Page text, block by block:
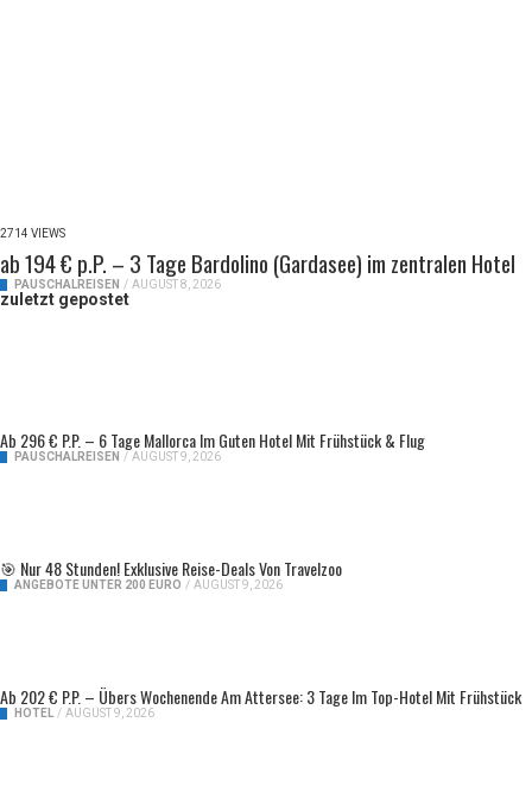
2714 VIEWS
ab 194 € p.P. – 3 Tage Bardolino (Gardasee) im zentralen Hotel
PAUSCHALREISEN / AUGUST 8, 2026
zuletzt gepostet
Ab 296 € P.P. – 6 Tage Mallorca Im Guten Hotel Mit Frühstück & Flug
PAUSCHALREISEN / AUGUST 9, 2026
🎯 Nur 48 Stunden! Exklusive Reise-Deals Von Travelzoo
ANGEBOTE UNTER 200 EURO / AUGUST 9, 2026
Ab 202 € P.P. – Übers Wochenende Am Attersee: 3 Tage Im Top-Hotel Mit Frühstück
HOTEL / AUGUST 9, 2026